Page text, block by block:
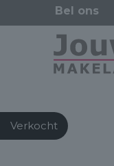
Verkocht